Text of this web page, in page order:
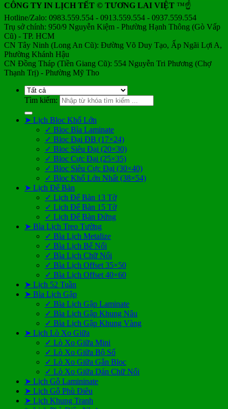
CÔNG TY IN LỊCH TẾT © TƯƠNG LAI VIỆT ™☝️
Hotline/Zalo: 0983.559.554 - 0913.559.554 - 0937.559.554
Trụ sở chính: 950/9 Nguyễn Kiệm - Phường Hạnh Thông (Gò Vấp
Cũ) - TP. HCM
CN Tây Ninh (Long An Cũ): Đường Võ Duy Tạo, Ấp Ngãi Lợi A,
Phường Khánh Hậu
CN Đồng Tháp (Tiền Giang Cũ): 554 Nguyễn Tri Phương (Chợ
Thạnh Trị) - Phường Mỹ Tho
Tìm kiếm:
➤ Lịch Bloc Khổ Lớn
✓ Bloc Bìa Laminate
✓ Bloc Đại ĐB (17×24)
✓ Bloc Siêu Đại (20×30)
✓ Bloc Cực Đại (25×35)
✓ Bloc Siêu Cực Đại (30×40)
✓ Bloc Khổ Lớn Nhất (38×54)
➤ Lịch Để Bàn
✓ Lịch Để Bàn 13 Tờ
✓ Lịch Để Bàn 15 Tờ
✓ Lịch Để Bàn Đứng
➤ Bìa Lịch Treo Tường
✓ Bìa Lịch Metalize
✓ Bìa Lịch Bế Nổi
✓ Bìa Lịch Chữ Nổi
✓ Bìa Lịch Offset 35×50
✓ Bìa Lịch Offset 40×60
➤ Lịch 52 Tuần
➤ Bìa Lịch Gập
✓ Bìa Lịch Gập Laminate
✓ Bìa Lịch Gập Khung Nâu
✓ Bìa Lịch Gập Khung Vàng
➤ Lịch Lò Xo Giữa
✓ Lò Xo Giữa Mini
✓ Lò Xo Giữa Bộ Số
✓ Lò Xo Giữa Gắn Bloc
✓ Lò Xo Giữa Dán Chữ Nổi
➤ Lịch Gỗ Lamininate
➤ Lịch Gỗ Phù Điêu
➤ Lịch Khung Tranh